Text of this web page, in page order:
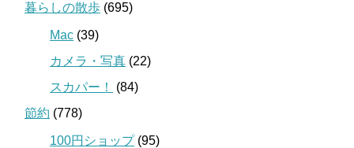
暮らしの散歩 (695)
Mac (39)
カメラ・写真 (22)
スカパー！
(84)
節約 (778)
100円ショップ(95)